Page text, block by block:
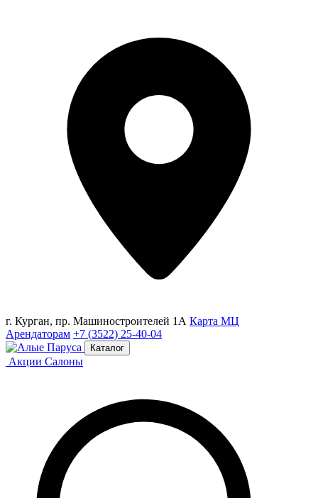
г. Курган, пр. Машиностроителей 1А Карта МЦ
Арендаторам +7 (3522) 25-40-04
Каталог
Акции Салоны